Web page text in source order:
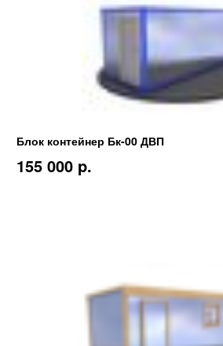
Блок контейнер Бк-00 ДВП
155 000 p.